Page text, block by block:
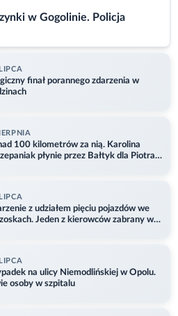
w Gogolinie. Policja
finał porannego zdarzenia w
100 kilometrów za nią. Karolina
płynie przez Bałtyk dla Piotra.
z udziałem pięciu pojazdów we
Jeden z kierowców zabrany w
na ulicy Niemodlińskiej w Opolu.
osoby w szpitalu